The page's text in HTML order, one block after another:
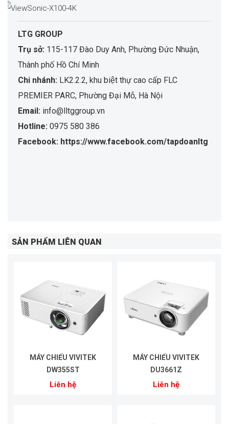
LTG GROUP
Trụ sở: 115-117 Đào Duy Anh, Phường Đức Nhuận,
Thành phố Hồ Chí Minh
Chi nhánh: LK2.2.2, khu biệt thự cao cấp FLC
PREMIER PARC, Phường Đại Mỗ, Hà Nội
Email: info@lltggroup.vn
Hotline: 0975 580 386
Facebook: https://www.facebook.com/tapdoanltg
SẢN PHẨM LIÊN QUAN
MÁY CHIẾU VIVITEK
DW355ST
Liên hệ
MÁY CHIẾU VIVITEK
DU3661Z
Liên hệ